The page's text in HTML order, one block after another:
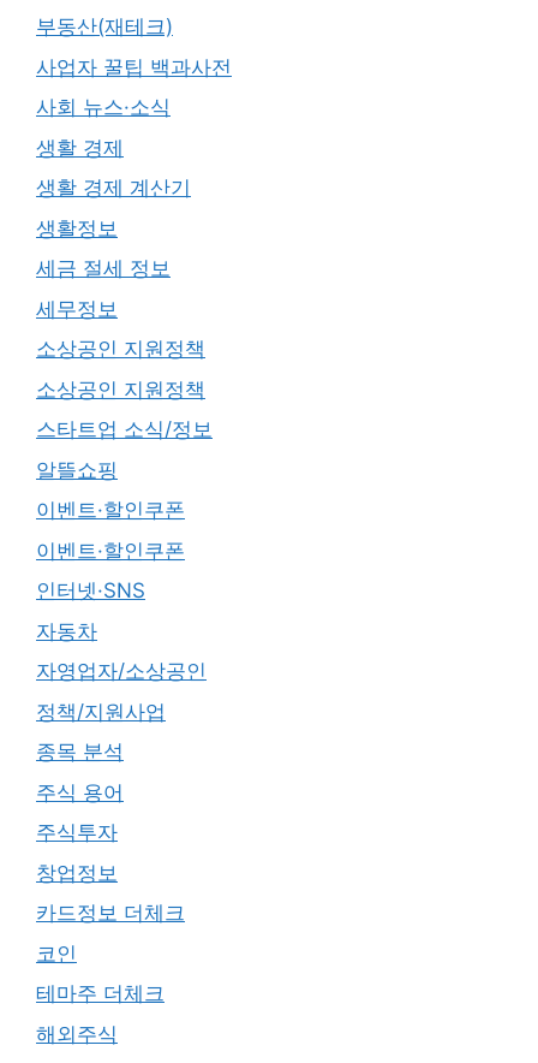
부동산(재테크)
사업자 꿀팁 백과사전
사회 뉴스·소식
생활 경제
생활 경제 계산기
생활정보
세금 절세 정보
세무정보
소상공인 지원정책
소상공인 지원정책
스타트업 소식/정보
알뜰쇼핑
이벤트·할인쿠폰
이벤트·할인쿠폰
인터넷·SNS
자동차
자영업자/소상공인
정책/지원사업
종목 분석
주식 용어
주식투자
창업정보
카드정보 더체크
코인
테마주 더체크
해외주식